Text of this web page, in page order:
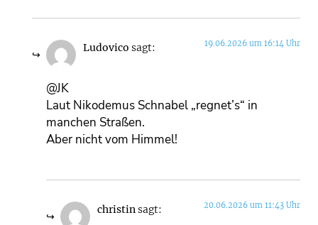
Ludovico sagt: 19.06.2026 um 16:14 Uhr
@JK
Laut Nikodemus Schnabel „regnet’s“ in
manchen Straßen.
Aber nicht vom Himmel!
christinsagt: 20.06.2026 um 11:43 Uhr